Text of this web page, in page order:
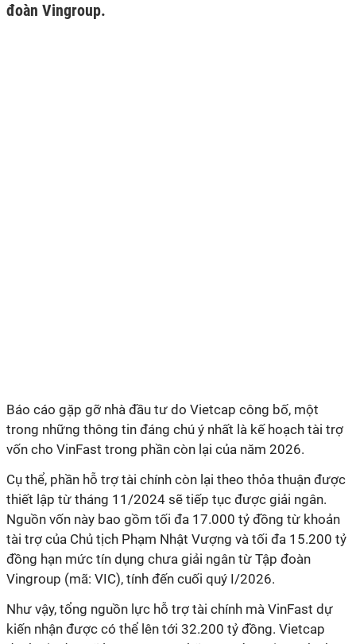
đoàn Vingroup.
Báo cáo gặp gỡ nhà đầu tư do Vietcap công bố, một
trong những thông tin đáng chú ý nhất là kế hoạch tài trợ
vốn cho VinFast trong phần còn lại của năm 2026.
Cụ thể, phần hỗ trợ tài chính còn lại theo thỏa thuận được
thiết lập từ tháng 11/2024 sẽ tiếp tục được giải ngân.
Nguồn vốn này bao gồm tối đa 17.000 tỷ đồng từ khoản
tài trợ của Chủ tịch Phạm Nhật Vượng và tối đa 15.200 tỷ
đồng hạn mức tín dụng chưa giải ngân từ Tập đoàn
Vingroup (mã: VIC), tính đến cuối quý I/2026.
Như vậy, tổng nguồn lực hỗ trợ tài chính mà VinFast dự
kiến nhận được có thể lên tới 32.200 tỷ đồng. Vietcap